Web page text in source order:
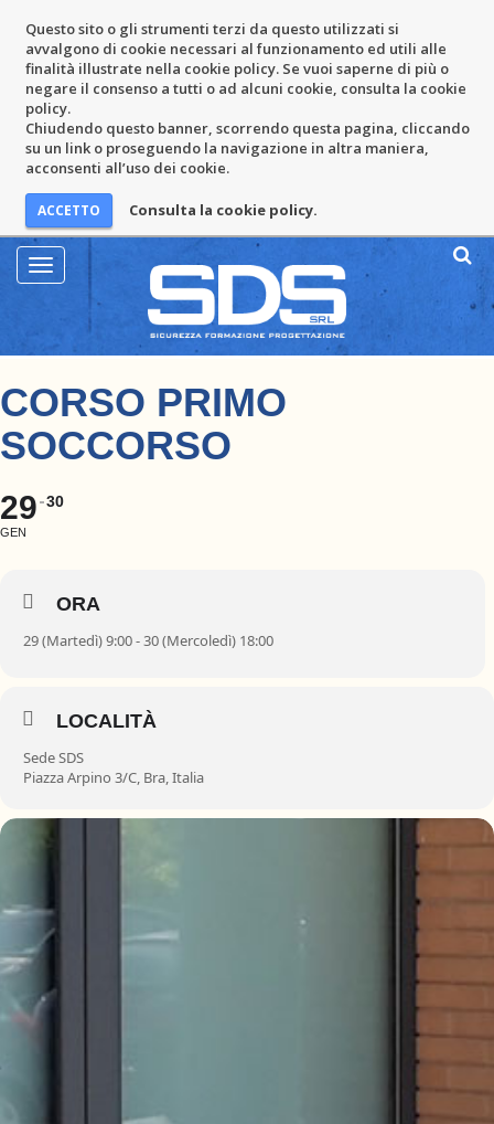
Questo sito o gli strumenti terzi da questo utilizzati si
avvalgono di cookie necessari al funzionamento ed utili alle
finalità illustrate nella cookie policy. Se vuoi saperne di più o
negare il consenso a tutti o ad alcuni cookie, consulta la cookie
policy.
Chiudendo questo banner, scorrendo questa pagina, cliccando
su un link o proseguendo la navigazione in altra maniera,
acconsenti all’uso dei cookie.
Consulta la cookie policy.
Mostra
Menu
CORSO PRIMO
SOCCORSO
29
GEN
30
ORA
29 (Martedì) 9:00 - 30 (Mercoledì) 18:00
LOCALITÀ
Sede SDS
Piazza Arpino 3/C, Bra, Italia